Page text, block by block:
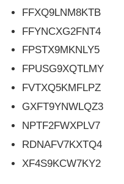
FFXQ9LNM8KTB
FFYNCXG2FNT4
FPSTX9MKNLY5
FPUSG9XQTLMY
FVTXQ5KMFLPZ
GXFT9YNWLQZ3
NPTF2FWXPLV7
RDNAFV7KXTQ4
XF4S9KCW7KY2